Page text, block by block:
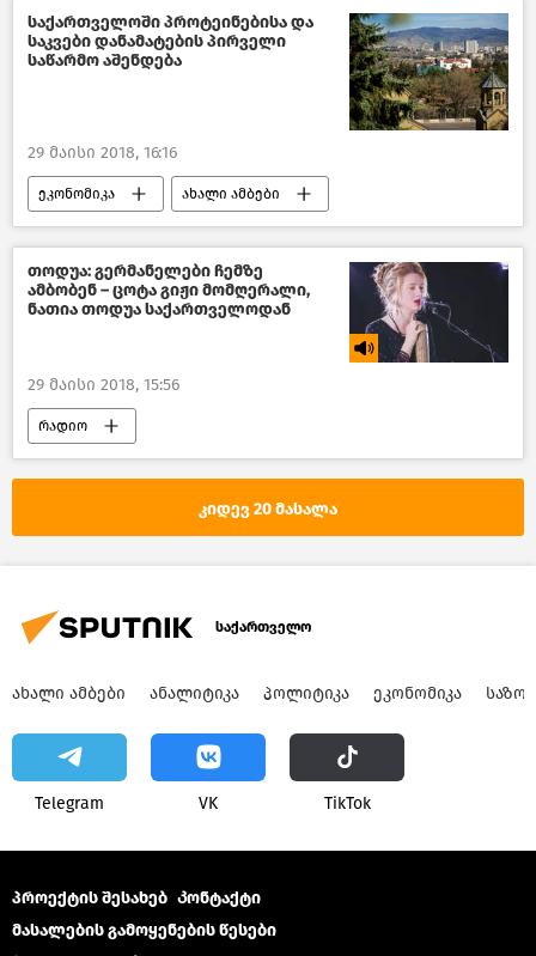
საქართველოს პასპორტი
საქართველო
საქართველოში პროტეინებისა და
საკვები დანამატების პირველი
საწარმო აშენდება
29 მაისი 2018, 16:16
ეკონომიკა ახალი ამბები
საქართველო
თოდუა: გერმანელები ჩემზე
ამბობენ – ცოტა გიჟი მომღერალი,
ნათია თოდუა საქართველოდან
29 მაისი 2018, 15:56
რადიო
კიდევ 20 მასალა
საქართველო
ᲐᲮᲐᲚᲘ ᲐᲛᲑᲔᲑᲘ ᲐᲜᲐᲚᲘᲢᲘᲙᲐ ᲞᲝᲚᲘᲢᲘᲙᲐ ᲔᲙᲝᲜᲝᲛᲘᲙᲐ
Telegram VK ТikТоk
პროექტის შესახებ Კონტაქტი
მასალების გამოყენების წესები